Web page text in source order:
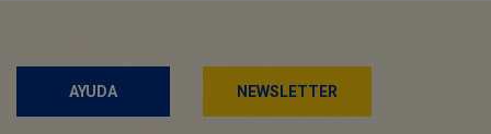
AYUDA NEWSLETTER